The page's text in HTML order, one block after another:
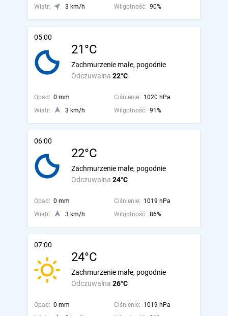
Wiatr:
3 km/h Wilgotność: 90%
05:00
21°C
Odczuwalna 22°C
Zachmurzenie małe, pogodnie
Opad: 0 mm Ciśnienie: 1020 hPa
Wiatr:
3 km/h Wilgotność: 91%
06:00
22°C
Odczuwalna 24°C
Zachmurzenie małe, pogodnie
Opad: 0 mm Ciśnienie: 1019 hPa
Wiatr:
3 km/h Wilgotność: 86%
07:00
24°C
Odczuwalna 26°C
Zachmurzenie małe, pogodnie
Opad: 0 mm Ciśnienie: 1019 hPa